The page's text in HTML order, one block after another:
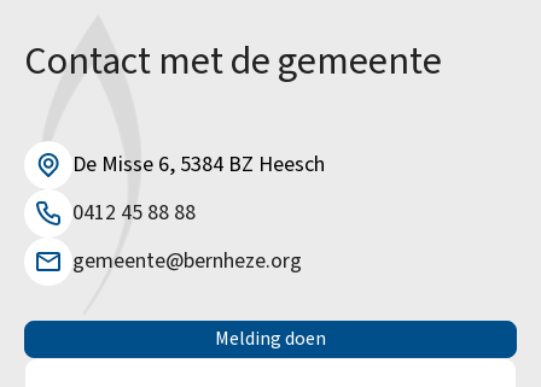
Contact met de gemeente
De Misse 6, 5384 BZ Heesch
0412 45 88 88
gemeente@bernheze.org
Melding doen